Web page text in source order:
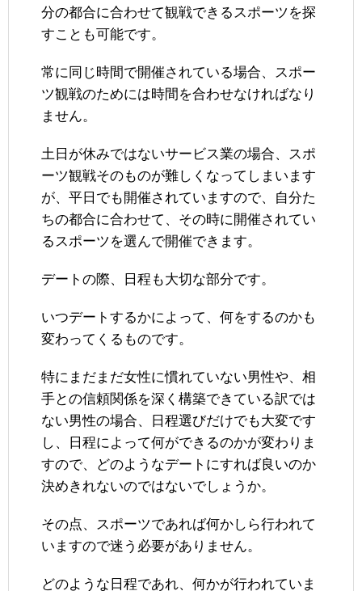
分の都合に合わせて観戦できるスポーツを探
すことも可能です。
常に同じ時間で開催されている場合、スポー
ツ観戦のためには時間を合わせなければなり
ません。
土日が休みではないサービス業の場合、スポ
ーツ観戦そのものが難しくなってしまいます
が、平日でも開催されていますので、自分た
ちの都合に合わせて、その時に開催されてい
るスポーツを選んで開催できます。
デートの際、日程も大切な部分です。
いつデートするかによって、何をするのかも
変わってくるものです。
特にまだまだ女性に慣れていない男性や、相
手との信頼関係を深く構築できている訳では
ない男性の場合、日程選びだけでも大変です
し、日程によって何ができるのかが変わりま
すので、どのようなデートにすれば良いのか
決めきれないのではないでしょうか。
その点、スポーツであれば何かしら行われて
いますので迷う必要がありません。
どのような日程であれ、何かが行われていま